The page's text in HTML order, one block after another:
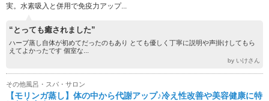
実。水素吸入と併用で免疫力アップ...
“とっても癒されました”
ハーブ蒸し自体が初めてだったのもあり とても優しく丁寧に説明や声掛けしてもら
えてよかったです 個室な...
by いけさん
その他風呂・スパ・サロン
【モリンガ蒸し】体の中から代謝アップ♪冷え性改善や美容健康に特